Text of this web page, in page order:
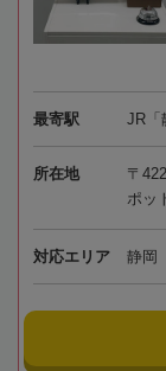
最寄駅 JR「
所在地
〒
ポッ
対応エリア 静岡